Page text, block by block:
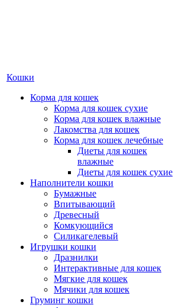
Кошки
Корма для кошек
Корма для кошек сухие
Корма для кошек влажные
Лакомства для кошек
Корма для кошек лечебные
Диеты для кошек
влажные
Диеты для кошек сухие
Наполнители кошки
Бумажные
Впитывающий
Древесный
Комкующийся
Силикагелевый
Игрушки кошки
Дразнилки
Интерактивные для кошек
Мягкие для кошек
Мячики для кошек
Груминг кошки